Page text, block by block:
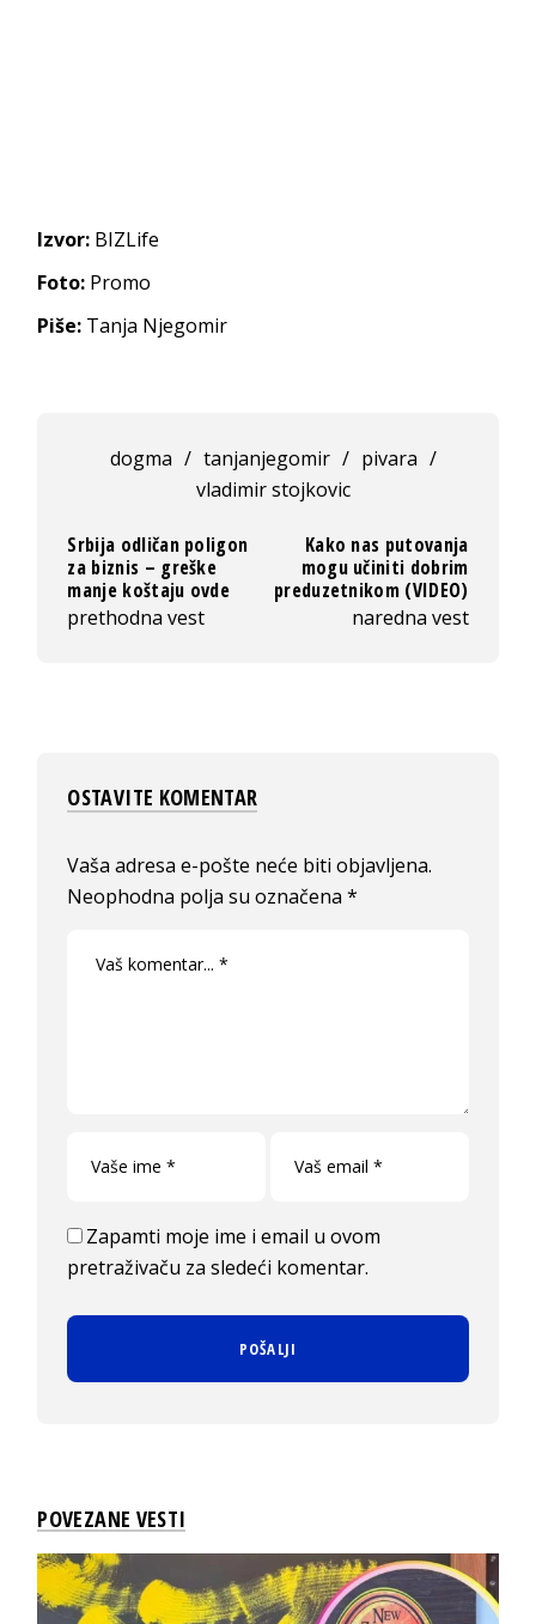
Izvor: BIZLife
Foto: Promo
Piše: Tanja Njegomir
dogma / tanjanjegomir / pivara /
vladimir stojkovic
Srbija odličan poligon
za biznis – greške
manje koštaju ovde
prethodna vest
Kako nas putovanja
mogu učiniti dobrim
preduzetnikom (VIDEO)
naredna vest
OSTAVITE KOMENTAR
Vaša adresa e-pošte neće biti objavljena.
Neophodna polja su označena*
Zapamti moje ime i email u ovom
pretraživaču za sledeći komentar.
POVEZANE VESTI